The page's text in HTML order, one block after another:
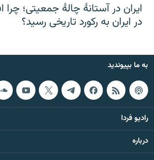
ایران در آستانهٔ چالهٔ جمعیتی؛ چرا
در ایران به رکورد تاریخی رسید؟
به ما بپیوندید
رادیو فردا
درباره